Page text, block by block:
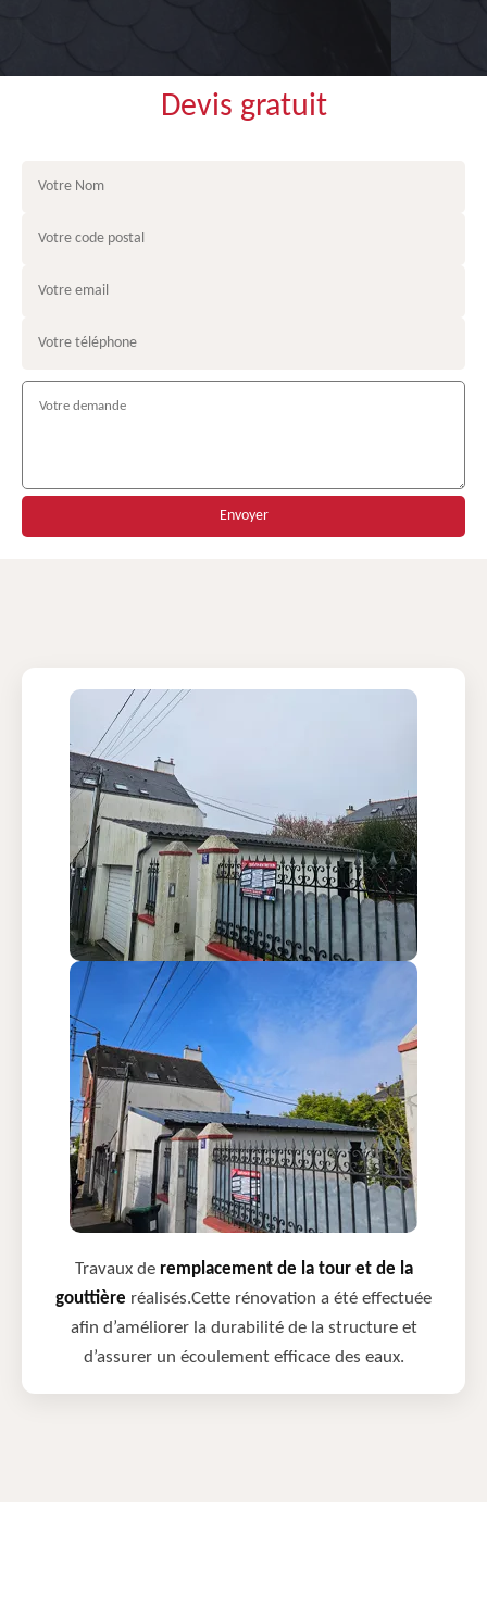
Devis gratuit
Travaux de remplacement de la tour et de la
gouttière réalisés.Cette rénovation a été effectuée
afin d’améliorer la durabilité de la structure et
d’assurer un écoulement efficace des eaux.